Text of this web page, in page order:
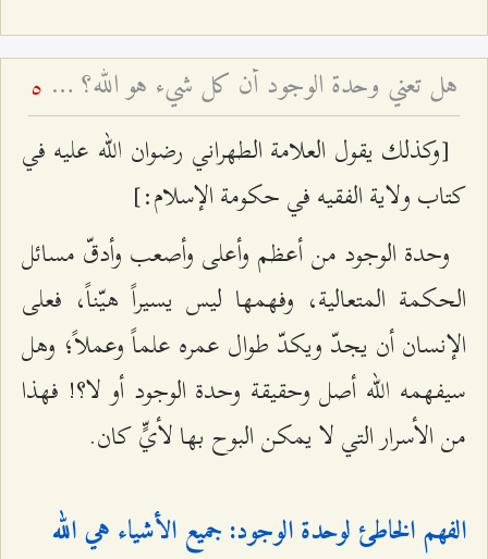
هل تعني وحدة الوجود أن كل شيء هو الله؟ - بيان الشبهة و جوابها 5
[وكذلك يقول العلامة الطهراني رضوان الله عليه في
كتاب ولاية الفقيه في حكومة الإسلام:]
وحدة الوجود من أعظم وأعلى وأصعب وأدقّ مسائل
الحكمة المتعالية، وفهمها ليس يسيراً هيّناً، فعلى
الإنسان أن يجدّ ويكدّ طوال عمره علماً وعملاً؛ وهل
سيفهمه الله أصل وحقيقة وحدة الوجود أو لا؟! فهذا
من الأسرار التي لا يمكن البوح بها لأيٍّ كان.
الفهم الخاطئ لوحدة الوجود: جميع الأشياء هي الله